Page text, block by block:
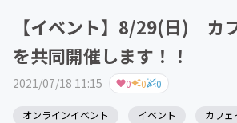
【イベント】8/29(日) カ
を共同開催します！！
2021/07/18 11:15 0 0 0
オンラインイベント イベント カフェ